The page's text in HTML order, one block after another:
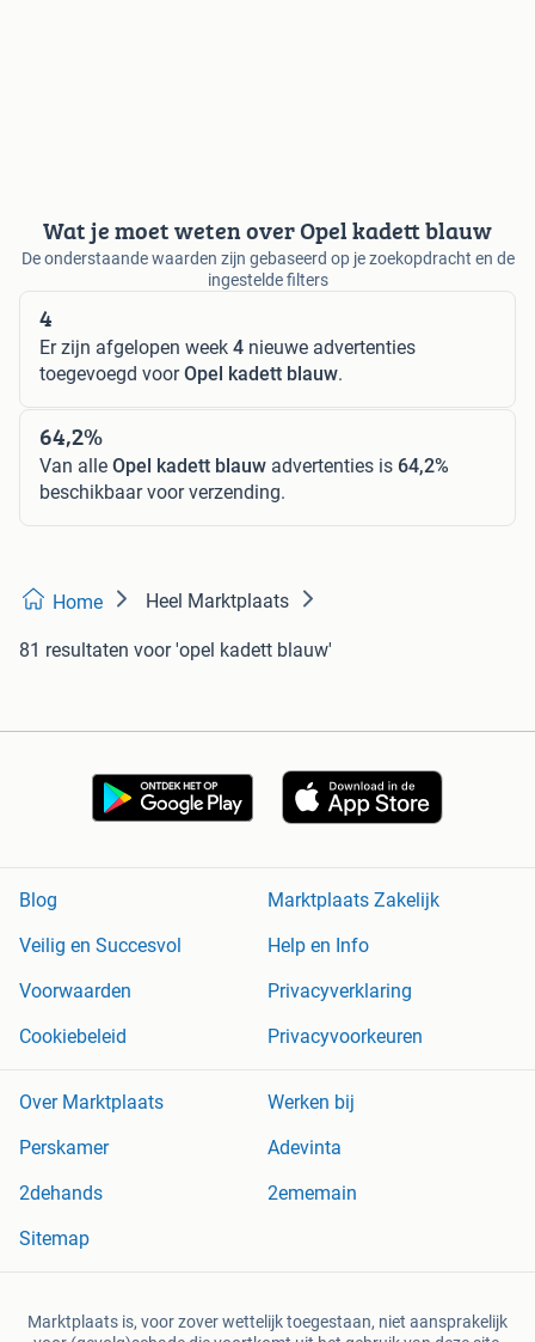
Wat je moet weten over Opel kadett blauw
De onderstaande waarden zijn gebaseerd op je zoekopdracht en de
ingestelde filters
4
Er zijn afgelopen week 4 nieuwe advertenties
toegevoegd voorOpel kadett blauw.
64,2%
Van alle Opel kadett blauw advertenties is 64,2%
beschikbaar voor verzending.
Home Heel Marktplaats
81 resultaten voor 'opel kadett blauw'
Blog
Marktplaats Zakelijk
Veilig en Succesvol
Help en Info
Voorwaarden
Privacyverklaring
Cookiebeleid
Privacyvoorkeuren
Over Marktplaats
Werken bij
Perskamer
Adevinta
2dehands
2ememain
Sitemap
Marktplaats is, voor zover wettelijk toegestaan, niet aansprakelijk